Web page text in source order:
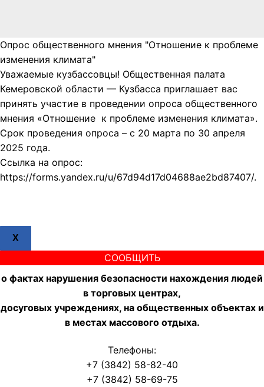
Опрос общественного мнения "Отношение к проблеме
изменения климата"
Уважаемые кузбассовцы! Общественная палата
Кемеровской области — Кузбасса приглашает вас
принять участие в проведении опроса общественного
мнения «Отношение к проблеме изменения климата».
Срок проведения опроса – с 20 марта по 30 апреля
2025 года.
Ссылка на опрос:
https://forms.yandex.ru/u/67d94d17d04688ae2bd87407/.
X
СООБЩИТЬ
о фактах нарушения безопасности нахождения людей
в торговых центрах,
досуговых учреждениях, на общественных объектах и
в местах массового отдыха.
Телефоны:
+7 (3842) 58-82-40
+7 (3842) 58-69-75